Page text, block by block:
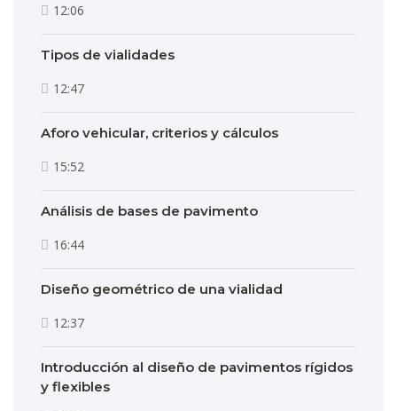
12:06
Tipos de vialidades
12:47
Aforo vehicular, criterios y cálculos
15:52
Análisis de bases de pavimento
16:44
Diseño geométrico de una vialidad
12:37
Introducción al diseño de pavimentos rígidos
y flexibles